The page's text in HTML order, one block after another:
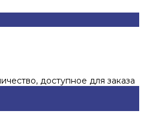
доступное для заказа